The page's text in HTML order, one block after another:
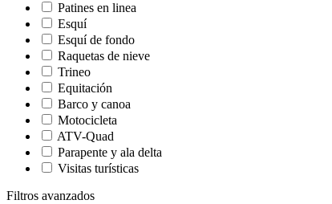
Patines en linea
Esquí
Esquí de fondo
Raquetas de nieve
Trineo
Equitación
Barco y canoa
Motocicleta
ATV-Quad
Parapente y ala delta
Visitas turísticas
Filtros avanzados